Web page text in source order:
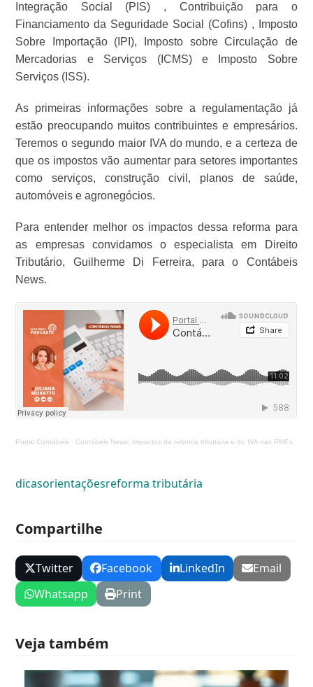
Integração Social (PIS) , Contribuição para o
Financiamento da Seguridade Social (Cofins) , Imposto
Sobre Importação (IPI), Imposto sobre Circulação de
Mercadorias e Serviços (ICMS) e Imposto Sobre
Serviços (ISS).
As primeiras informações sobre a regulamentação já
estão preocupando muitos contribuintes e empresários.
Teremos o segundo maior IVA do mundo, e a certeza de
que os impostos vão aumentar para setores importantes
como serviços, construção civil, planos de saúde,
automóveis e agronegócios.
Para entender melhor os impactos dessa reforma para
as empresas convidamos o especialista em Direito
Tributário, Guilherme Di Ferreira, para o Contábeis
News.
Portal Contábeis · Contábeis News: Impactos da reforma tributária e do IVA nas PMEs
dicasorientaçõesreforma tributária
Compartilhe
Twitter Facebook LinkedIn
Email
Whatsapp
Print
Veja também